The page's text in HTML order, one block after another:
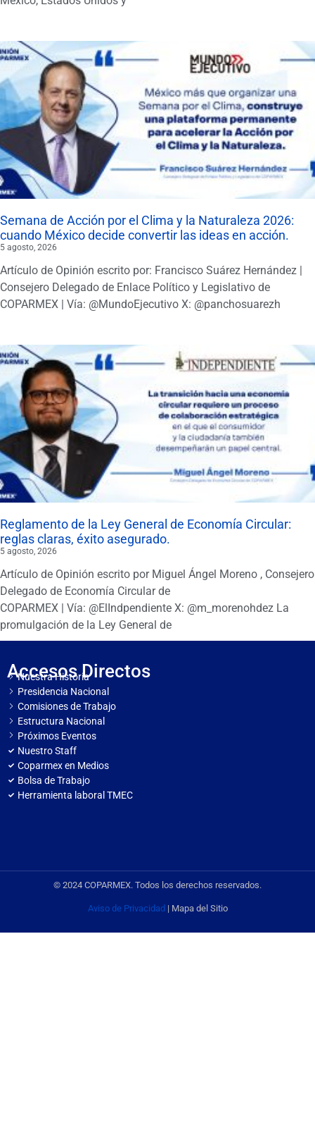
Semana de Acción por el Clima y la Naturaleza 2026:
cuando México decide convertir las ideas en acción.
5 agosto, 2026
Artículo de Opinión escrito por: Francisco Suárez Hernández |
Consejero Delegado de Enlace Político y Legislativo de
COPARMEX | Vía: @MundoEjecutivo X: @panchosuarezh
Reglamento de la Ley General de Economía Circular:
reglas claras, éxito asegurado.
5 agosto, 2026
Artículo de Opinión escrito por Miguel Ángel Moreno , Consejero
Delegado de Economía Circular de
COPARMEX | Vía: @ElIndpendiente X: @m_morenohdez La
promulgación de la Ley General de
Accesos Directos
Nuestra Historia
Presidencia Nacional
Comisiones de Trabajo
Estructura Nacional
Próximos Eventos
Nuestro Staff
Coparmex en Medios
Bolsa de Trabajo
Herramienta laboral TMEC
© 2024 COPARMEX. Todos los derechos reservados.
Aviso de Privacidad | Mapa del Sitio